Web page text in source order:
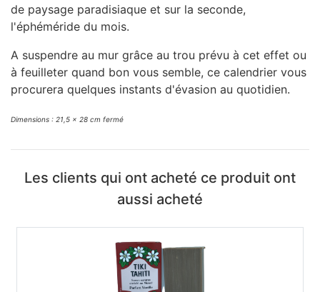
Retour et remboursement
Nous contacter
de paysage paradisiaque et sur la seconde,
l'éphéméride du mois.
A suspendre au mur grâce au trou prévu à cet effet ou
à feuilleter quand bon vous semble, ce calendrier vous
procurera quelques instants d'évasion au quotidien.
Dimensions : 21,5 x 28 cm fermé
Les clients qui ont acheté ce produit ont
aussi acheté